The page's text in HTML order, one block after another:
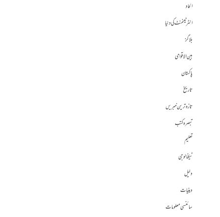
الحاد
انٹرٹینمنٹ کی دنیا
بلاگز
بین الاقوامی
پاکستان
تاریخ
تازہ ترین خبریں
تبصرہ کتب
تعلیم
ٹیکنالوجی
دلیل
دینیات
سائنسی معلومات